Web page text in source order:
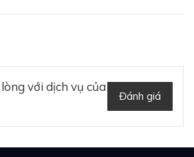
với dịch vụ của
Đánh giá